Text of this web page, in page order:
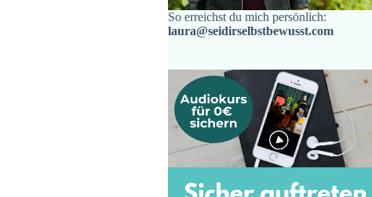
So erreichst du mich persönlich:
laura@seidirselbstbewusst.com